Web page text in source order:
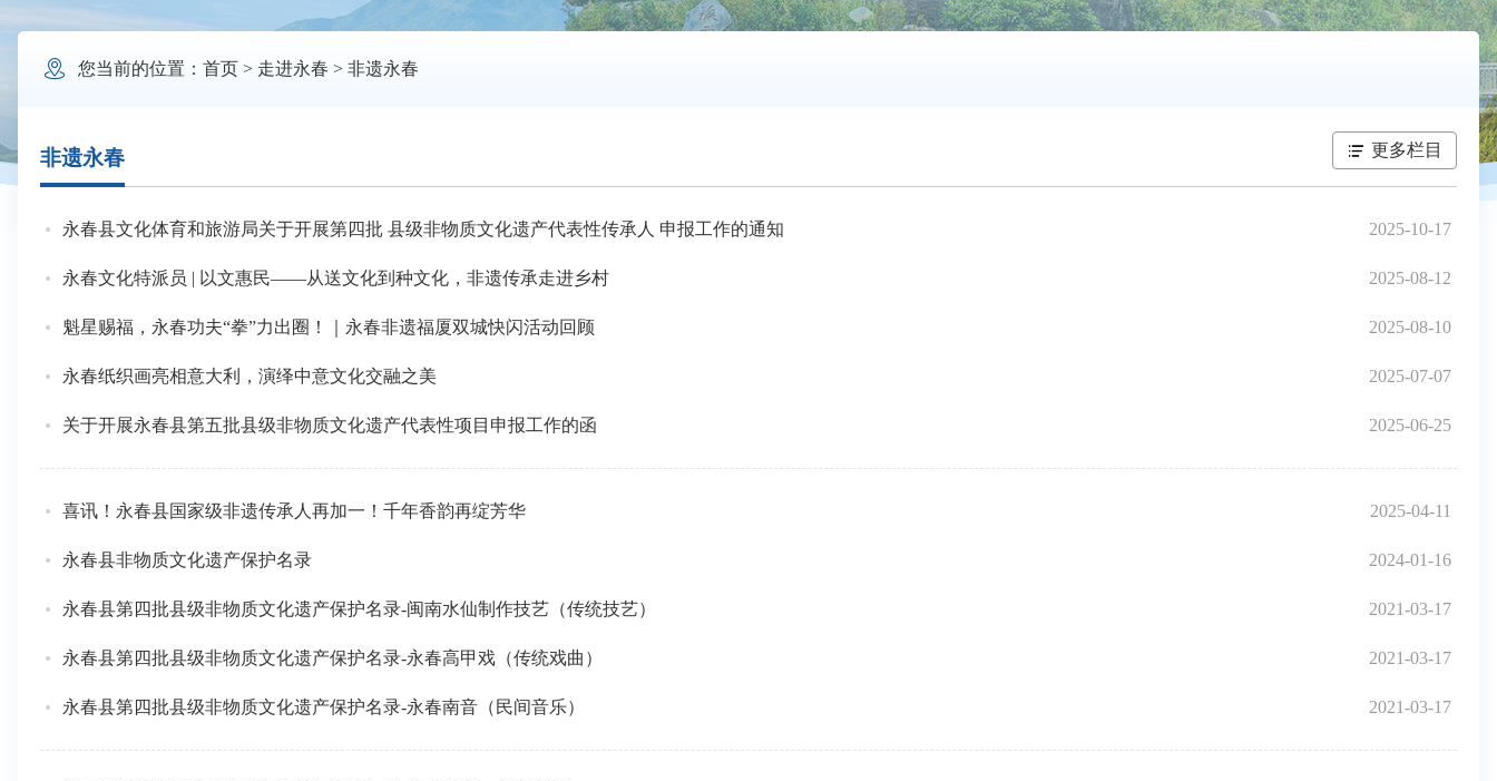
 您当前的位置： 首页> 走进永春 > 非遗永春
非遗永春 更多栏目
2025-10-17
永春县文化体育和旅游局关于开展第四批 县级非物质文化遗产代表性传承人 申报工作的通知
2025-08-12
永春文化特派员 | 以文惠民——从送文化到种文化，非遗传承走进乡村
2025-08-10
魁星赐福，永春功夫“拳”力出圈！｜永春非遗福厦双城快闪活动回顾
2025-07-07
永春纸织画亮相意大利，演绎中意文化交融之美
2025-06-25
关于开展永春县第五批县级非物质文化遗产代表性项目申报工作的函
2025-04-11
喜讯！永春县国家级非遗传承人再加一！千年香韵再绽芳华
2024-01-16
永春县非物质文化遗产保护名录
2021-03-17
永春县第四批县级非物质文化遗产保护名录-闽南水仙制作技艺（传统技艺）
2021-03-17
永春县第四批县级非物质文化遗产保护名录-永春高甲戏（传统戏曲）
2021-03-17
永春县第四批县级非物质文化遗产保护名录-永春南音（民间音乐）